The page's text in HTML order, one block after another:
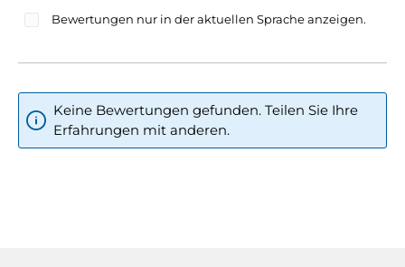
Bewertungen nur in der aktuellen Sprache anzeigen.
Keine Bewertungen gefunden. Teilen Sie Ihre
Erfahrungen mit anderen.